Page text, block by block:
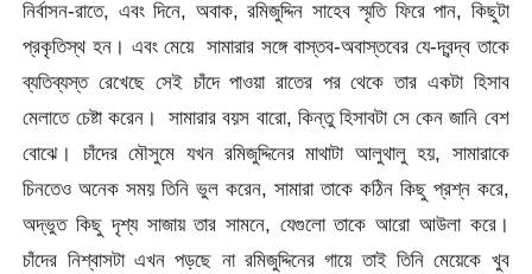
নির্বাসন-রাতে, এবং দিনে, অবাক, রমিজুদ্দিন সাহেব স্মৃতি ফিরে পান, কিছুটা
প্রকৃতিস্থ হন। এবং মেয়ে সামারার সঙ্গে বাস্তব-অবাস্তবের যে-দ্বন্দ্ব তাকে
ব্যতিব্যস্ত রেখেছে সেই চাঁদে পাওয়া রাতের পর থেকে তার একটা হিসাব
মেলাতে চেষ্টা করেন। সামারার বয়স বারো, কিন্তু হিসাবটা সে কেন জানি বেশ
বোঝে। চাঁদের মৌসুমে যখন রমিজুদ্দিনের মাথাটা আলুথালু হয়, সামারাকে
চিনতেও অনেক সময় তিনি ভুল করেন, সামারা তাকে কঠিন কিছু প্রশ্ন করে,
অদ্ভুত কিছু দৃশ্য সাজায় তার সামনে, যেগুলো তাকে আরো আউলা করে।
চাঁদের নিশ্বাসটা এখন পড়ছে না রমিজুদ্দিনের গায়ে তাই তিনি মেয়েকে খুব